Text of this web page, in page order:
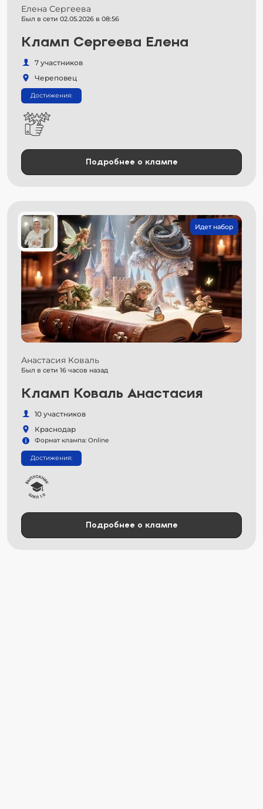
Елена Сергеева
Был в сети 02.05.2026 в 08:56
Кламп Сергеева Елена
7 участников
Череповец
Достижения:
Подробнее о клампе
Идет набор
Анастасия Коваль
Был в сети 16 часов назад
Кламп Коваль Анастасия
10 участников
Краснодар
Формат клампа: Online
Достижения:
Подробнее о клампе